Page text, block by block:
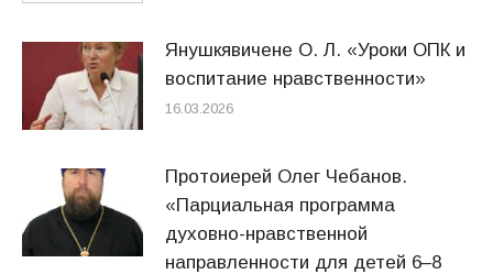
Янушкявичене О. Л. «Уроки ОПК и
воспитание нравственности»
16.03.2026
Протоиерей Олег Чебанов.
«Парциальная программа
духовно-нравственной
направленности для детей 6–8